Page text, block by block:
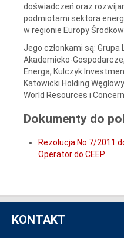
doświadczeń oraz
podmiotami sektora
w regionie Europy
Jego członkami są: Grupa
Akademicko-
Energa, Kulczyk
Katowicki Holding
World Resources i
Dokumenty do
Rezolucja No 7/2011
Operator do CEEP
KONTAKT